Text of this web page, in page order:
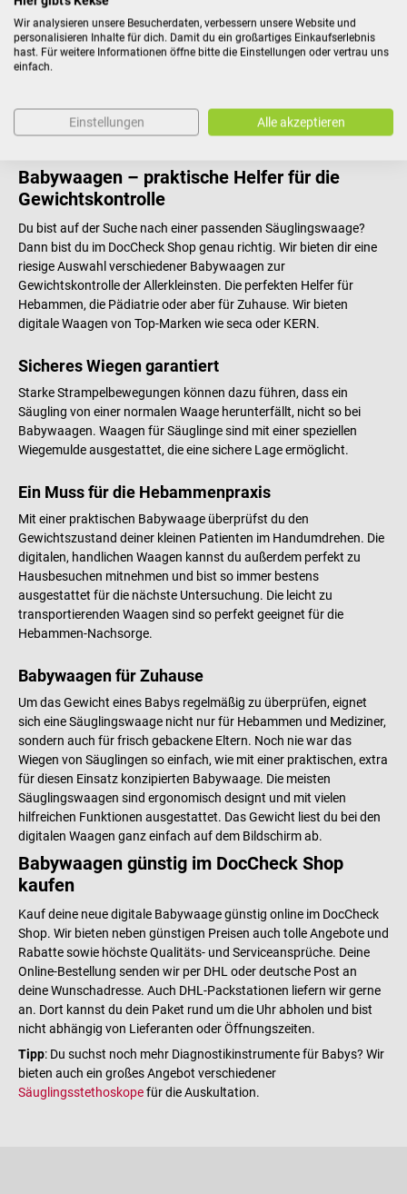
€ 131,88*
Preise inkl. MwSt. zzgl.
Versandkosten
Babywaagen – praktische Helfer für die
Gewichtskontrolle
Du bist auf der Suche nach einer passenden Säuglingswaage?
Dann bist du im DocCheck Shop genau richtig. Wir bieten dir eine
riesige Auswahl verschiedener Babywaagen zur
Gewichtskontrolle der Allerkleinsten. Die perfekten Helfer für
Hebammen, die Pädiatrie oder aber für Zuhause. Wir bieten
digitale Waagen von Top-Marken wie seca oder KERN.
Sicheres Wiegen garantiert
Starke Strampelbewegungen können dazu führen, dass ein
Säugling von einer normalen Waage herunterfällt, nicht so bei
Babywaagen. Waagen für Säuglinge sind mit einer speziellen
Wiegemulde ausgestattet, die eine sichere Lage ermöglicht.
Ein Muss für die Hebammenpraxis
Mit einer praktischen Babywaage überprüfst du den
Gewichtszustand deiner kleinen Patienten im Handumdrehen. Die
digitalen, handlichen Waagen kannst du außerdem perfekt zu
Hausbesuchen mitnehmen und bist so immer bestens
ausgestattet für die nächste Untersuchung. Die leicht zu
transportierenden Waagen sind so perfekt geeignet für die
Hebammen-Nachsorge.
Babywaagen für Zuhause
Um das Gewicht eines Babys regelmäßig zu überprüfen, eignet
sich eine Säuglingswaage nicht nur für Hebammen und Mediziner,
sondern auch für frisch gebackene Eltern. Noch nie war das
Wiegen von Säuglingen so einfach, wie mit einer praktischen, extra
für diesen Einsatz konzipierten Babywaage. Die meisten
Säuglingswaagen sind ergonomisch designt und mit vielen
hilfreichen Funktionen ausgestattet. Das Gewicht liest du bei den
digitalen Waagen ganz einfach auf dem Bildschirm ab.
Babywaagen günstig im DocCheck Shop
kaufen
Kauf deine neue digitale Babywaage günstig online im DocCheck
Shop. Wir bieten neben günstigen Preisen auch tolle Angebote und
Rabatte sowie höchste Qualitäts- und Serviceansprüche. Deine
Online-Bestellung senden wir per DHL oder deutsche Post an
deine Wunschadresse. Auch DHL-Packstationen liefern wir gerne
an. Dort kannst du dein Paket rund um die Uhr abholen und bist
nicht abhängig von Lieferanten oder Öffnungszeiten.
Tipp: Du suchst noch mehr Diagnostikinstrumente für Babys? Wir
bieten auch ein großes Angebot verschiedener
Säuglingsstethoskopefür die Auskultation.
Wir analysieren unsere Besucherdaten, verbessern unsere Website und
personalisieren Inhalte für dich. Damit du ein großartiges Einkaufserlebnis
hast. Für weitere Informationen öffne bitte die Einstellungen oder vertrau uns
einfach.
Einstellungen Alle akzeptieren